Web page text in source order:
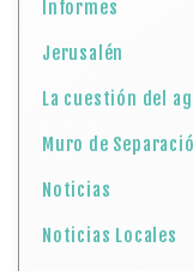
Palestina
Patrimonio
Portada
Pueblos, aldeas
Refugiados
Salón de Grabado